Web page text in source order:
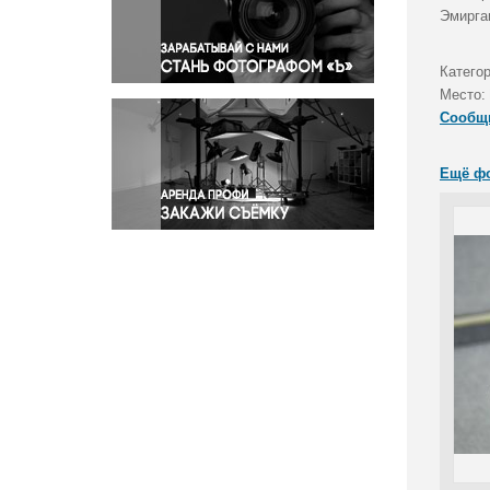
Правосудие
Происшествия и конфликты
Религия
Светская жизнь
Спорт
Экология
Экономика и бизнес
Место:
Ещё